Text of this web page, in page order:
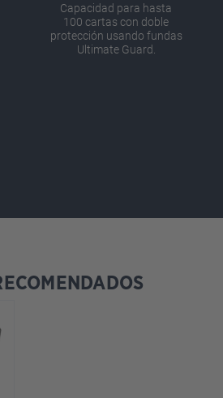
Capacidad para hasta
100 cartas con doble
protección usando fundas
Ultimate Guard.